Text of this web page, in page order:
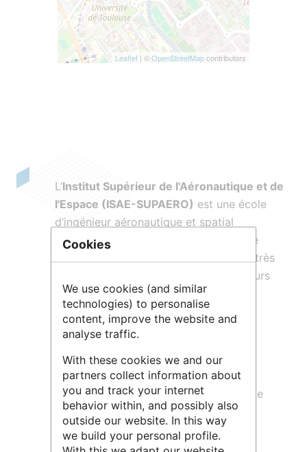
Leaflet | ©OpenStreetMapcontributors
L’Institut Supérieur de l'Aéronautique et de
l'Espace (ISAE-SUPAERO) est une école
d’ingénieur aéronautique et spatial
rattachée au Ministère des armées. Elle
développe une politique de recherche très
largement tournée vers les besoins futurs
des industries dans le domaine de
l’ingénierie aérospatiale ou de haute
technologie.
L'ISAE-SUPAERO propose une gamme
complète et unique de formations
scientifiques de très haut niveau dans le
domaine de l’ingénierie aérospatiale :
Formation ingénieur généraliste
Cookies
We use cookies (and similar
technologies) to personalise
content, improve the website and
analyse traffic.
With these cookies we and our
partners collect information about
you and track your internet
behavior within, and possibly also
outside our website. In this way
we build your personal profile.